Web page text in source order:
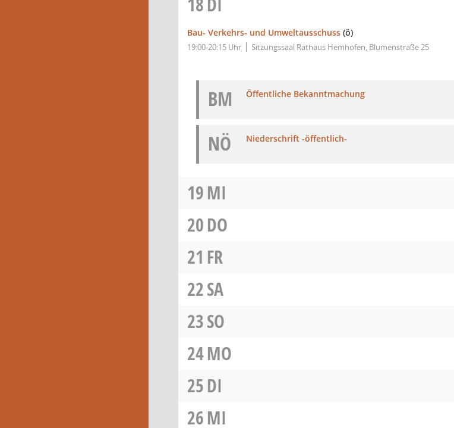
Bau- Verkehrs- und Umweltausschuss (ö)
19:00-20:15 Uhr Sitzungssaal Rathaus Hemhofen, Blumenstraße 25
BM Öffentliche Bekanntmachung
NÖ Niederschrift -öffentlich-
19MI
20DO
21 FR
22SA
23SO
24MO
25DI
26MI